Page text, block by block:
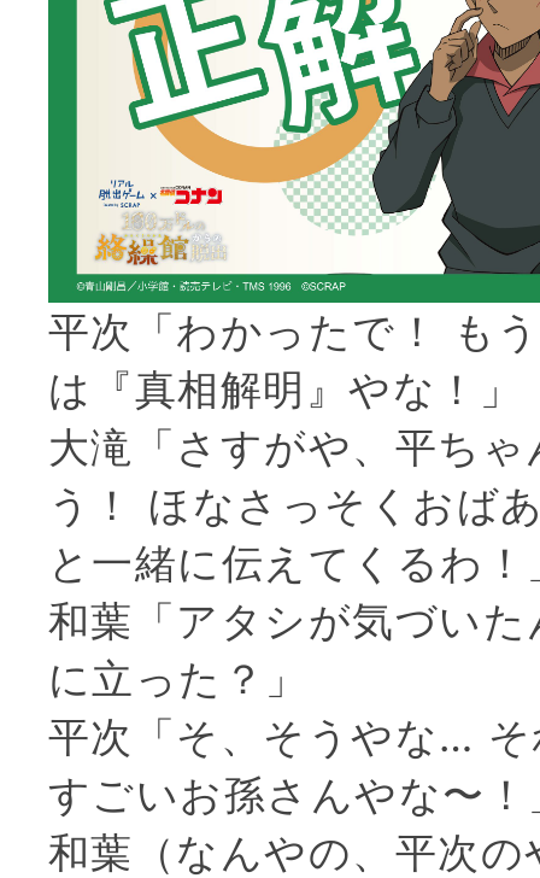
平次「わかったで！ も
は『真相解明』やな！」
大滝「さすがや、平ち
う！ ほなさっそくおば
と一緒に伝えてくるわ！
和葉「アタシが気づい
に立った？」
平次「そ、そうやな…
すごいお孫さんやな〜！
和葉（なんやの、平次